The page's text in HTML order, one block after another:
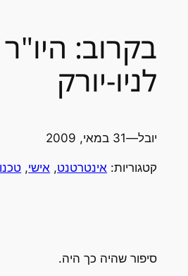
בקרוב:
לניו-יורק
יובל—31 במאי, 2009
קטגוריות:אינטרטנט, אישי,
סיפור שהיה כך היה.